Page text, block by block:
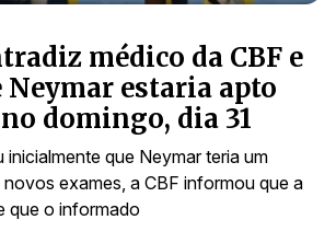
médico da CBF e
estaria apto
domingo, dia 31
que Neymar teria um
exames, a CBF informou que a
que o informado